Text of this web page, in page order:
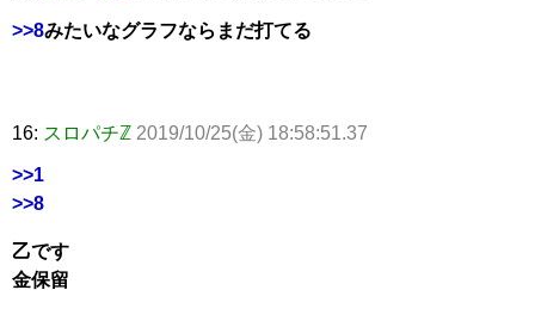
>>8みたいなグラフならまだ打てる
16: スロパチℤ 2019/10/25(金) 18:58:51.37
>>1
>>8
乙です
金保留